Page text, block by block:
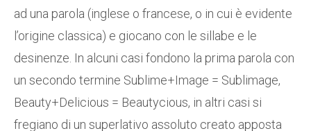
ad una parola (inglese o francese, o in cui è evidente
l’origine classica) e giocano con le sillabe e le
desinenze. In alcuni casi fondono la prima parola con
un secondo termine Sublime+Image = Sublimage,
Beauty+Delicious = Beautycious, in altri casi si
fregiano di un superlativo assoluto creato apposta